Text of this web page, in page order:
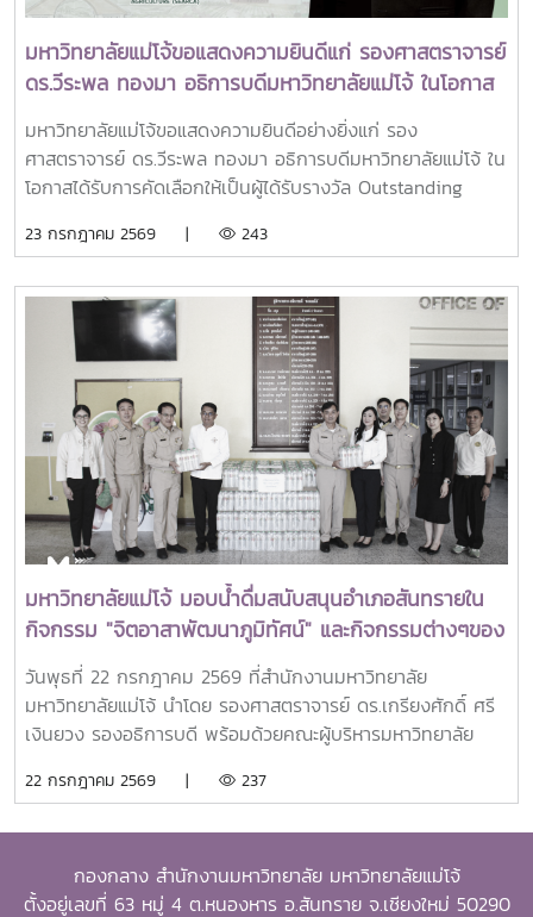
มหาวิทยาลัยแม่โจ้ขอแสดงความยินดีแก่ รองศาสตราจารย์
ดร.วีระพล ทองมา อธิการบดีมหาวิทยาลัยแม่โจ้ ในโอกาส
ได้รับรางวัล Outstanding SEARCA Scholarship
Alumni (OSSA) Awards 2026
มหาวิทยาลัยแม่โจ้ขอแสดงความยินดีอย่างยิ่งแก่ รอง
ศาสตราจารย์ ดร.วีระพล ทองมา อธิการบดีมหาวิทยาลัยแม่โจ้ ใน
โอกาสได้รับการคัดเลือกให้เป็นผู้ได้รับรางวัล Outstanding
ศูนย์ภูมิภาคเอเชียตะวันออกเฉียงใต้ว่าด้วยบัณฑิตศึกษาและการ
for Graduate Study and Research in Agriculture
(SEARCA) นับเป็นรางวัลเกียรติยศระดับภูมิภาคที่มอบแก่ศิษย์
เก่าทุน SEARCA ผู้มีความสำเร็จโดดเด่นทางวิชาชีพ มีภาวะผู้นำ
และสร้างคุณูปการสำคัญต่อการพัฒนาการเกษตร ชนบท ชุมชน
และสังคมอย่างยั่งยืนรางวัล Outstanding SEARCA
Scholarship Alumni (OSSA) จัดตั้งขึ้นเพื่อเชิดชูเกียรติศิษย์
เก่าผู้ได้รับทุนการศึกษาระดับบัณฑิตศึกษาจาก SEARCA ซึ่งได้
นำองค์ความรู้ ประสบการณ์ และศักยภาพที่ได้รับจากการศึกษา
ไปสร้างคุณประโยชน์ต่อองค์กร ชุมชน ประเทศ และภูมิภาคเอเชีย
ตะวันออกเฉียงใต้ ตลอดจนเป็นแบบอย่างที่สะท้อนค่านิยมและ
ปรัชญาของ SEARCA ผ่านความสำเร็จในวิชาชีพ การบริการ
สาธารณะ และการอุทิศตนเพื่อส่วนรวมในปี 2026 การพิจารณา
รางวัลครอบคลุมผลงานสำคัญ 4 ด้าน ได้แก่ การสอน
(Teaching) การวิจัย (Research) การบริการสาธารณะและการ
พัฒนาชุมชน (Public Service and Community
Development) และธุรกิจการเกษตรและการเป็นผู้ประกอบการ
กับผลงานที่สามารถสร้างผลกระทบอย่างเป็นรูปธรรมต่อการ
จัดขึ้นในวาระเฉลิมฉลอง ครบรอบ 60 ปีของ SEARCA ซึ่งเป็น
องค์กรระดับภูมิภาคภายใต้ the Southeast Asian Ministers
23 กรกฎาคม 2569 | 243
มหาวิทยาลัยแม่โจ้ มอบน้ำดื่มสนับสนุนอำเภอสันทรายใน
กิจกรรม "จิตอาสาพัฒนาภูมิทัศน์" และกิจกรรมต่างๆของ
อำเภอสันทราย
วันพุธที่ 22 กรกฎาคม 2569 ที่สำนักงานมหาวิทยาลัย
มหาวิทยาลัยแม่โจ้ นำโดย รองศาสตราจารย์ ดร.เกรียงศักดิ์ ศรี
เงินยวง รองอธิการบดี พร้อมด้วยคณะผู้บริหารมหาวิทยาลัย
จำนวน 100 แพ็ค เพื่อใช้ในกิจกรรม “จิตอาสาพัฒนาภูมิทัศน์
พระเจ้าอยู่หัว เนื่องในโอกาสวันเฉลิมพระชนมพรรษา 28
กรกฎาคม 2569 พร้อมทั้งสนับสนุนโครงการ “ชาวเชียงใหม่ปลูก
22 กรกฎาคม 2569 | 237
กองกลาง สำนักงานมหาวิทยาลัย มหาวิทยาลัยแม่โจ้
ตั้งอยู่เลขที่ 63 หมู่ 4 ต.หนองหาร อ.สันทราย จ.เชียงใหม่ 50290